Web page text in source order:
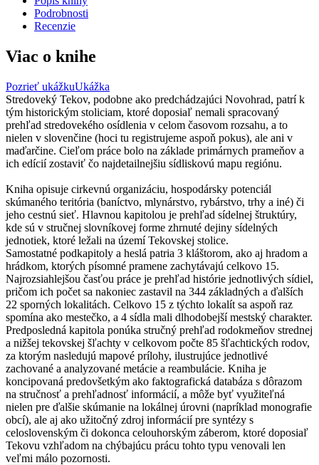
Podrobnosti
Recenzie
Viac o knihe
Pozrieť ukážkuUkážka
Stredoveký Tekov, podobne ako predchádzajúci Novohrad, patrí k
tým historickým stoliciam, ktoré doposiaľ nemali spracovaný
prehľad stredovekého osídlenia v celom časovom rozsahu, a to
nielen v slovenčine (hoci tu registrujeme aspoň pokus), ale ani v
maďarčine. Cieľom práce bolo na základe primárnych prameňov a
ich edícií zostaviť čo najdetailnejšiu sídliskovú mapu regiónu.
Kniha opisuje cirkevnú organizáciu, hospodársky potenciál
skúmaného teritória (baníctvo, mlynárstvo, rybárstvo, trhy a iné) či
jeho cestnú sieť. Hlavnou kapitolou je prehľad sídelnej štruktúry,
kde sú v stručnej slovníkovej forme zhrnuté dejiny sídelných
jednotiek, ktoré ležali na území Tekovskej stolice.
Samostatné podkapitoly a heslá patria 3 kláštorom, ako aj hradom a
hrádkom, ktorých písomné pramene zachytávajú celkovo 15.
Najrozsiahlejšou časťou práce je prehľad histórie jednotlivých sídiel,
pričom ich počet sa nakoniec zastavil na 344 základných a ďalších
22 sporných lokalitách. Celkovo 15 z týchto lokalít sa aspoň raz
spomína ako mestečko, a 4 sídla mali dlhodobejší mestský charakter.
Predposledná kapitola ponúka stručný prehľad rodokmeňov strednej
a nižšej tekovskej šľachty v celkovom počte 85 šľachtických rodov,
za ktorým nasledujú mapové prílohy, ilustrujúce jednotlivé
zachované a analyzované metácie a reambulácie. Kniha je
koncipovaná predovšetkým ako faktografická databáza s dôrazom
na stručnosť a prehľadnosť informácií, a môže byť využiteľná
nielen pre ďalšie skúmanie na lokálnej úrovni (napríklad monografie
obcí), ale aj ako užitočný zdroj informácií pre syntézy s
celoslovenským či dokonca celouhorským záberom, ktoré doposiaľ
Tekovu vzhľadom na chýbajúcu prácu tohto typu venovali len
veľmi málo pozornosti.